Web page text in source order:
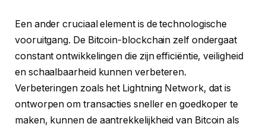
Een ander cruciaal element is de technologische
vooruitgang. De Bitcoin-blockchain zelf ondergaat
constant ontwikkelingen die zijn efficiëntie, veiligheid
en schaalbaarheid kunnen verbeteren.
Verbeteringen zoals het Lightning Network, dat is
ontworpen om transacties sneller en goedkoper te
maken, kunnen de aantrekkelijkheid van Bitcoin als